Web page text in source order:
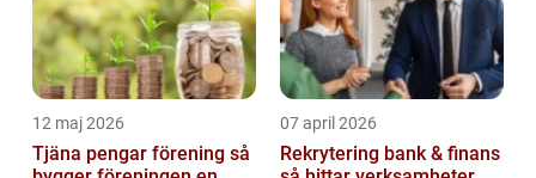
12 maj 2026
Tjäna pengar förening så
07 april 2026
Rekrytering bank & finans